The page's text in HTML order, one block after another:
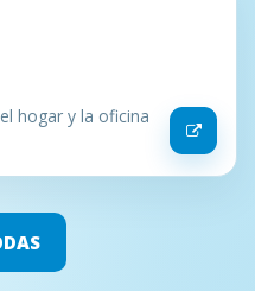
hogar y la oficina